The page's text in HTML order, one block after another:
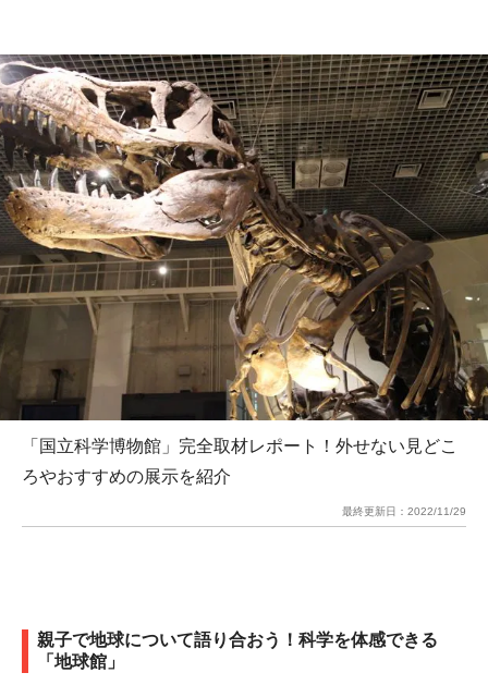
「国立科学博物館」完全取材レポート！外せない見どこ
ろやおすすめの展示を紹介
最終更新日： 2022/11/29
親子で地球について語り合おう！科学を体感できる
「地球館」